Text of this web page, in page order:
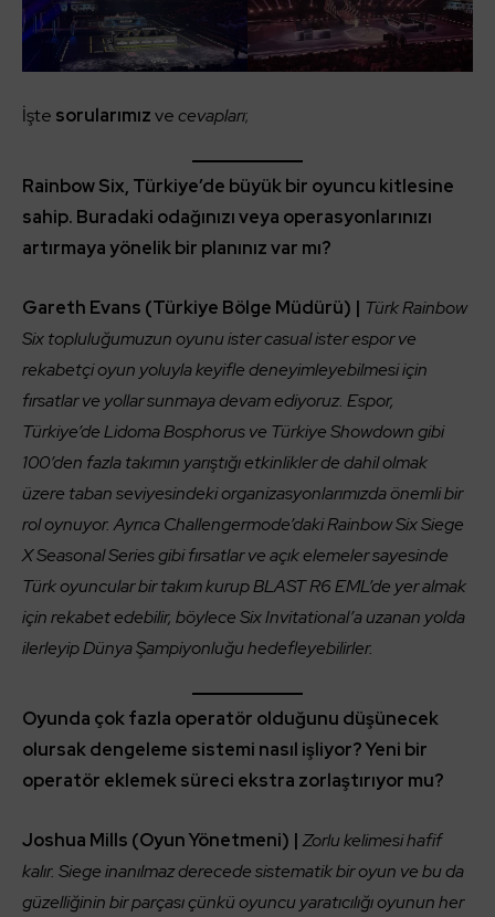
İşte sorularımızvecevapları;
Rainbow Six, Türkiye’de büyük bir oyuncu kitlesine
sahip. Buradaki odağınızı veya operasyonlarınızı
artırmaya yönelik bir planınız var mı?
Gareth Evans (Türkiye Bölge Müdürü) | Türk Rainbow
Six topluluğumuzun oyunu ister casual ister espor ve
rekabetçi oyun yoluyla keyifle deneyimleyebilmesi için
fırsatlar ve yollar sunmaya devam ediyoruz. Espor,
Türkiye’de Lidoma Bosphorus ve Türkiye Showdown gibi
100’den fazla takımın yarıştığı etkinlikler de dahil olmak
üzere taban seviyesindeki organizasyonlarımızda önemli bir
rol oynuyor. Ayrıca Challengermode’daki Rainbow Six Siege
X Seasonal Series gibi fırsatlar ve açık elemeler sayesinde
Türk oyuncular bir takım kurup BLAST R6 EML’de yer almak
için rekabet edebilir, böylece Six Invitational’a uzanan yolda
ilerleyip Dünya Şampiyonluğu hedefleyebilirler.
Oyunda çok fazla operatör olduğunu düşünecek
olursak dengeleme sistemi nasıl işliyor? Yeni bir
operatör eklemek süreci ekstra zorlaştırıyor mu?
Joshua Mills (Oyun Yönetmeni) | Zorlu kelimesi hafif
kalır. Siege inanılmaz derecede sistematik bir oyun ve bu da
güzelliğinin bir parçası çünkü oyuncu yaratıcılığı oyunun her